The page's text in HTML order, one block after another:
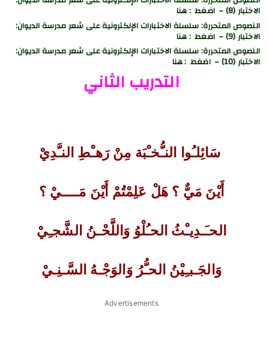
الاختبار (8) – اضغط : هنا
النصوص المتحررة: سلسلة الاختبارات الإلكترونية على شعر مدرسة الديوان:
الاختبار (9) – اضغط : هنا
النصوص المتحررة: سلسلة الاختبارات الإلكترونية على شعر مدرسة الديوان:
الاختبار (10) – اضغط : هنا
التدريب الثاني
سَائِلـُوا النـُّخـْبَة مِنْ رَهـْطِ النـَّدِيْ
أَيْنَ مَيٌّ ؟ هَلْ عَلِمْتُمْ أَيْنَ مَــــيْ ؟
الحـَـدِيـْثُ الحـُلْوُ وَاللَّحْـنُ الشَّجـِيْ
وَالجَـبـِيْنُ الحـُّرُ وَالوَجْـهُ السَّـنِـيْ
Advertisements